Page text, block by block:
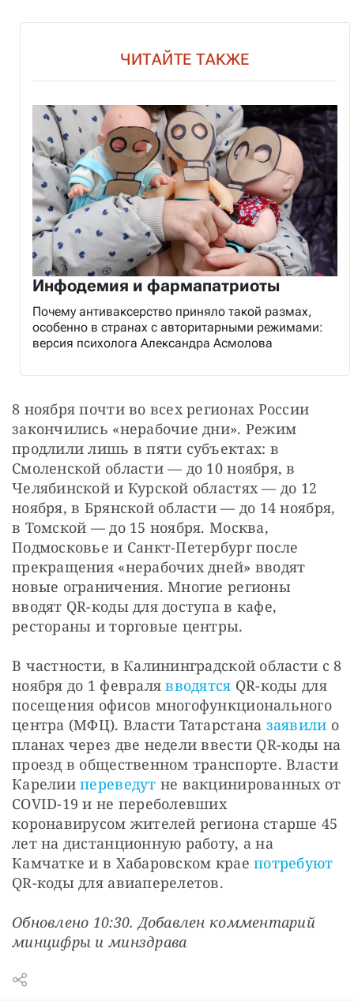
ЧИТАЙТЕ ТАКЖЕ
Инфодемия и фармапатриоты
Почему антиваксерство приняло такой размах,
особенно в странах с авторитарными режимами:
версия психолога Александра Асмолова
8 ноября почти во всех регионах России
закончились «нерабочие дни». Режим
продлили лишь в пяти субъектах: в
Смоленской области — до 10 ноября, в
Челябинской и Курской областях — до 12
ноября, в Брянской области — до 14 ноября,
в Томской — до 15 ноября. Москва,
Подмосковье и Санкт-Петербург после
прекращения «нерабочих дней» вводят
новые ограничения. Многие регионы
вводят QR-коды для доступа в кафе,
рестораны и торговые центры.
В частности, в Калининградской области с 8
ноября до 1 февраля вводятся QR-коды для
посещения офисов многофункционального
центра (МФЦ). Власти Татарстана заявили о
планах через две недели ввести QR-коды на
проезд в общественном транспорте. Власти
Карелии переведут не вакцинированных от
COVID-19 и не переболевших
коронавирусом жителей региона старше 45
лет на дистанционную работу, а на
Камчатке и в Хабаровском крае потребуют
QR-коды для авиаперелетов.
Обновлено 10:30. Добавлен комментарий
минцифры и минздрава